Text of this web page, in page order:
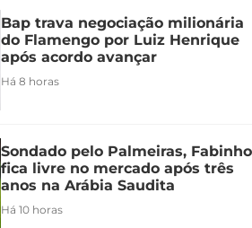
Bap trava negociação milionária
do Flamengo por Luiz Henrique
após acordo avançar
Há 8 horas
Sondado pelo Palmeiras, Fabinho
fica livre no mercado após três
anos na Arábia Saudita
Há 10 horas